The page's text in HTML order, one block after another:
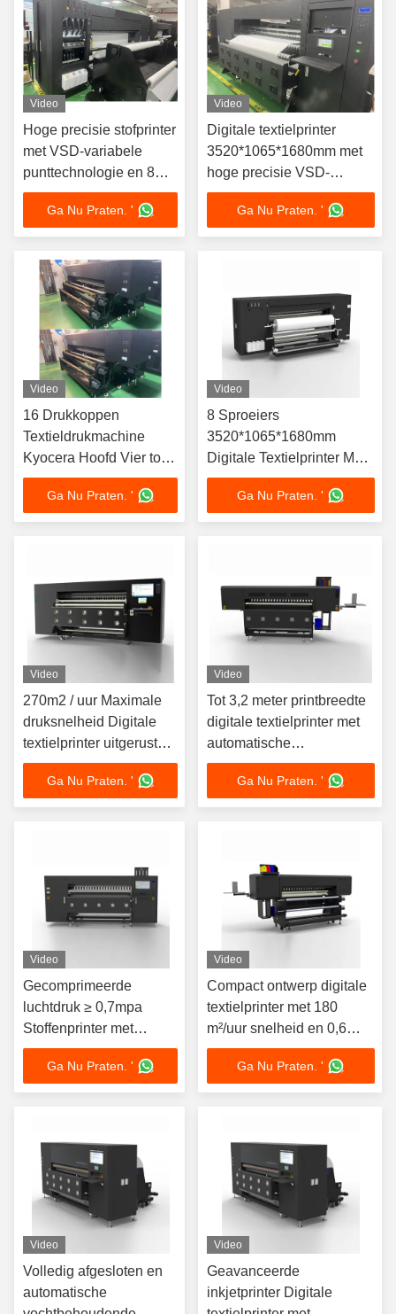
Video
Hoge precisie stofprinter
met VSD-variabele
punttechnologie en 8
sproeiers
Ga Nu Praten. '
Video
Digitale textielprinter
3520*1065*1680mm met
hoge precisie VSD-
variabele punttechnologie
Ga Nu Praten. '
Video
16 Drukkoppen
Textieldrukmachine
Kyocera Hoofd Vier tot
Acht
Ga Nu Praten. '
Video
8 Sproeiers
3520*1065*1680mm
Digitale Textielprinter Met
Rubberen Rol Aandrijving
Ga Nu Praten. '
Video
270m2 / uur Maximale
druksnelheid Digitale
textielprinter uitgerust
met PLC-inktvoorziening
Ga Nu Praten. '
Video
Tot 3,2 meter printbreedte
digitale textielprinter met
automatische
riemreinigingssysteem
Ga Nu Praten. '
Video
Gecomprimeerde
luchtdruk ≥ 0,7mpa
Stoffenprinter met
uitgang en PLC-
inktoedieningssysteem
Ga Nu Praten. '
Video
Compact ontwerp digitale
textielprinter met 180
m²/uur snelheid en 0,6
m³/min perslucht
Ga Nu Praten. '
Video
Volledig afgesloten en
automatische
Video
Geavanceerde
inkjetprinter Digitale